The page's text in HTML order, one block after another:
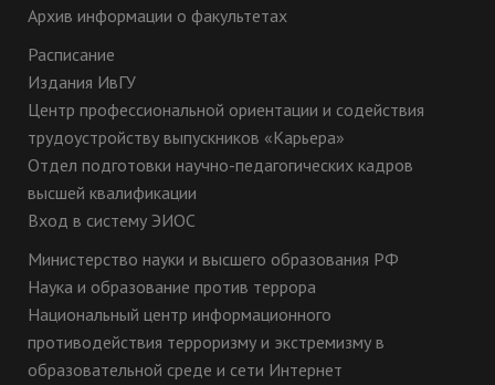
Архив информации о факультетах
Расписание
Издания ИвГУ
Центр профессиональной ориентации и содействия
трудоустройству выпускников «Карьера»
Отдел подготовки научно-педагогических кадров
высшей квалификации
Вход в систему ЭИОС
Министерство науки и высшего образования РФ
Наука и образование против террора
Национальный центр информационного
противодействия терроризму и экстремизму в
образовательной среде и сети Интернет